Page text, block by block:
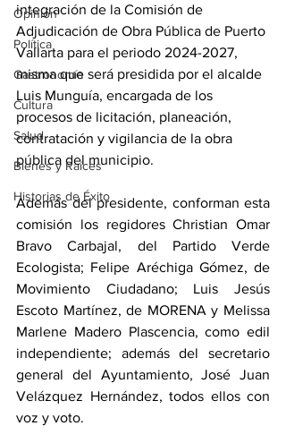
Opinión
Política
Gastronomía
Cultura
Salud
Bienes y Raíces
Historias de Éxito
integración de la Comisión de
Adjudicación de Obra Pública de Puerto
Vallarta para el periodo 2024-2027,
misma que será presidida por el alcalde
Luis Munguía, encargada de los
procesos de licitación, planeación,
contratación y vigilancia de la obra
pública del municipio.
Además del presidente, conforman esta
comisión los regidores Christian Omar
Bravo Carbajal, del Partido Verde
Ecologista; Felipe Aréchiga Gómez, de
Movimiento Ciudadano; Luis Jesús
Escoto Martínez, de MORENA y Melissa
Marlene Madero Plascencia, como edil
independiente; además del secretario
general del Ayuntamiento, José Juan
Velázquez Hernández, todos ellos con
voz y voto.